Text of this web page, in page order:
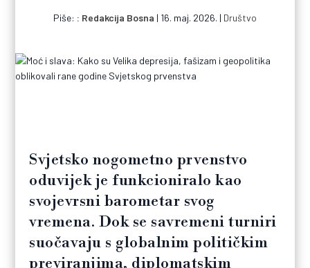
Piše: Redakcija Bosna | 16. maj. 2026. | Društvo
Svjetsko nogometno prvenstvo
oduvijek je funkcioniralo kao
svojevrsni barometar svog
vremena. Dok se savremeni turniri
suočavaju s globalnim političkim
previranjima, diplomatskim